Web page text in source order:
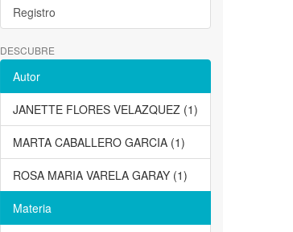
Registro
DESCUBRE
Autor
JANETTE FLORES VELAZQUEZ (1)
MARTA CABALLERO GARCIA (1)
ROSA MARIA VARELA GARAY (1)
Materia